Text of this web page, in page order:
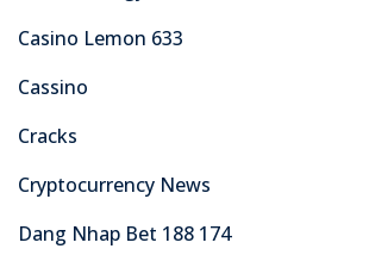
Casino Lemon 633
Cassino
Cracks
Cryptocurrency News
Dang Nhap Bet 188 174